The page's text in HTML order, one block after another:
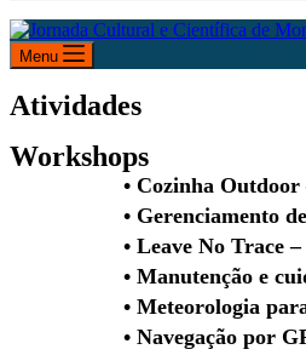
Menu
Atividades
Workshops
• Cozinha
• Gerenciamento
• Leave No Trace
• Manutenção e
• Meteorologia
• Navegação por